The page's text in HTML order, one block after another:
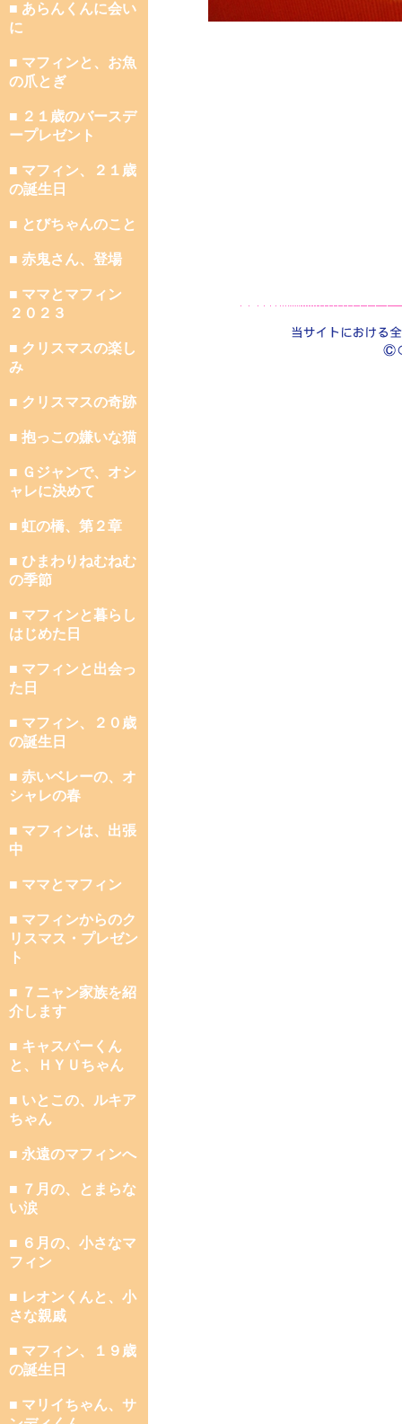
■ あらんくんに会い
に
■ マフィンと、お魚
の爪とぎ
■ ２１歳のバースデ
ープレゼント
■ マフィン、２１歳
の誕生日
■ とびちゃんのこと
■ 赤鬼さん、登場
■ ママとマフィン
２０２３
■ クリスマスの楽し
み
■ クリスマスの奇跡
■ 抱っこの嫌いな猫
■ Ｇジャンで、オシ
ャレに決めて
■ 虹の橋、第２章
■ ひまわりねむねむ
の季節
■ マフィンと暮らし
はじめた日
■ マフィンと出会っ
た日
■ マフィン、２０歳
の誕生日
■ 赤いベレーの、オ
シャレの春
■ マフィンは、出張
中
■ ママとマフィン
■ マフィンからのク
リスマス・プレゼン
ト
■ ７ニャン家族を紹
介します
■ キャスパーくん
と、ＨＹＵちゃん
■ いとこの、ルキア
ちゃん
■ 永遠のマフィンへ
■ ７月の、とまらな
い涙
■ ６月の、小さなマ
フィン
■ レオンくんと、小
さな親戚
■ マフィン、１９歳
の誕生日
■ マリイちゃん、サ